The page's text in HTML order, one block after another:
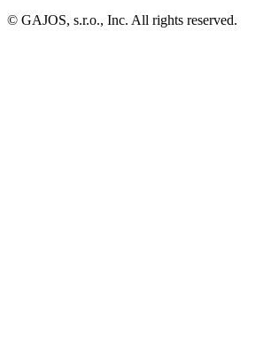
© GAJOS, s.r.o., Inc. All rights reserved.